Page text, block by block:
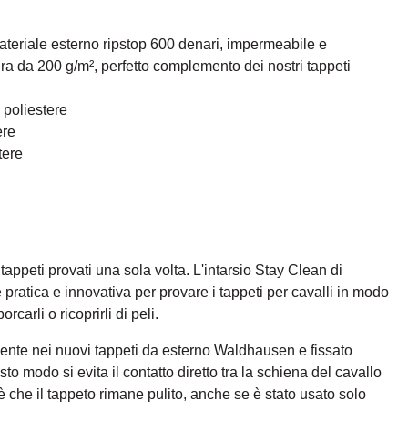
esterno ripstop 600 denari, impermeabile e
da 200 g/m², perfetto complemento dei nostri tappeti
poliestere
provati una sola volta. L'intarsio Stay Clean di
e innovativa per provare i tappeti per cavalli in modo
o ricoprirli di peli.
nei nuovi tappeti da esterno Waldhausen e fissato
modo si evita il contatto diretto tra la schiena del cavallo
che il tappeto rimane pulito, anche se è stato usato solo